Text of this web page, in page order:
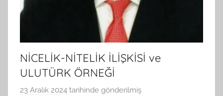
NİCELİK-NİTELİK İLİŞKİSİ ve
ULUTÜRK ÖRNEĞİ
23 Aralık 2024 tarihinde gönderilmiş